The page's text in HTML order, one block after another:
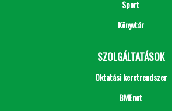
Sport
Könyvtár
SZOLGÁLTATÁSOK
Oktatási keretrendszer
BMEnet